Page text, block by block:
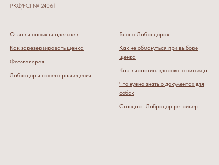
РКФ/FCI № 24061
Отзывы наших владельцев
Как зарезервировать щенка
Фотогалерея
Лабрадоры нашего разведения
Блог о Лабрадорах
Как не обмануться при выборе
щенка
Как вырастить здорового питомца
Что нужно знать о документах для
собак
Стандарт Лабрадор ретривер